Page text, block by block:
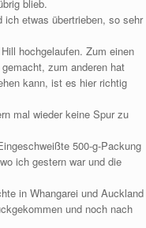
blieb.
ich etwas übertrieben, so sehr
hochgelaufen. Zum einen
zum anderen hat
kann, ist es hier richtig
mal wieder keine Spur zu
500-g-Packung
ich gestern war und die
in Whangarei und Auckland
und noch nach